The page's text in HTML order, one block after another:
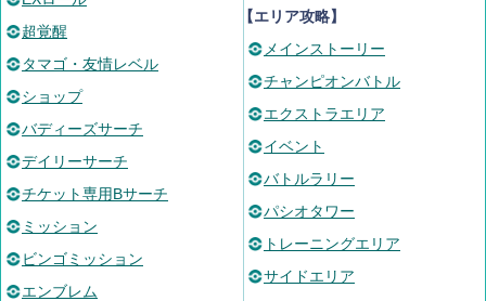
超覚醒
タマゴ・友情レベル
ショップ
バディーズサーチ
デイリーサーチ
チケット専用Bサーチ
ミッション
ビンゴミッション
エンブレム
【エリア攻略】
メインストーリー
チャンピオンバトル
エクストラエリア
イベント
バトルラリー
パシオタワー
トレーニングエリア
サイドエリア